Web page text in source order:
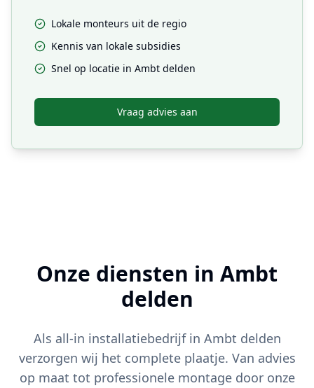
Lokale monteurs uit de regio
Kennis van lokale subsidies
Snel op locatie in Ambt delden
Vraag advies aan
Onze diensten in Ambt
delden
Als all-in installatiebedrijf in Ambt delden
verzorgen wij het complete plaatje. Van advies
op maat tot professionele montage door onze